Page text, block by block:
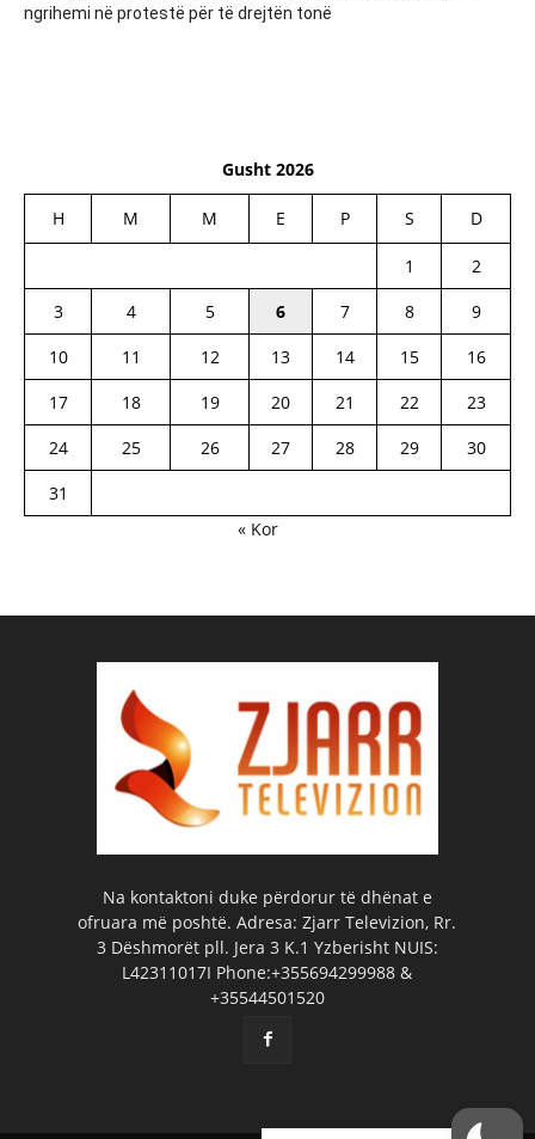
ngrihemi në protestë për të drejtën tonë
Gusht 2026
H M M E P S D
1
2
3
4 5 6 7 8
9
10
11 12 13 14 15
16
17
18 19 20 21 22
23
24
25 26 27 28 29
30
31
« Kor
Na kontaktoni duke përdorur të dhënat e
ofruara më poshtë. Adresa: Zjarr Televizion, Rr.
3 Dëshmorët pll. Jera 3 K.1 Yzberisht NUIS:
L42311017I Phone:+355694299988 &
+35544501520